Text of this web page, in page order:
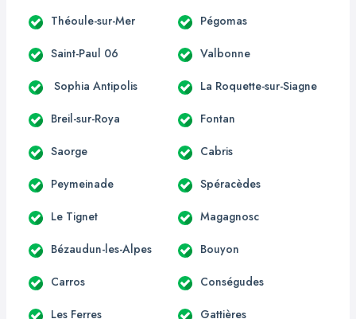
Théoule-sur-Mer Pégomas
Saint-Paul 06 Valbonne
Sophia Antipolis La Roquette-sur-Siagne
Breil-sur-Roya Fontan
Saorge Cabris
Peymeinade Spéracèdes
Le Tignet Magagnosc
Bézaudun-les-Alpes Bouyon
Carros Conségudes
Les Ferres Gattières